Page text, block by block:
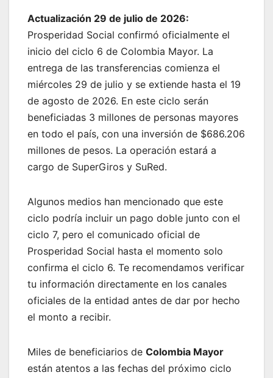
Actualización 29 de julio de 2026:
Prosperidad Social confirmó oficialmente el
inicio del ciclo 6 de Colombia Mayor. La
entrega de las transferencias comienza el
miércoles 29 de julio y se extiende hasta el 19
de agosto de 2026. En este ciclo serán
beneficiadas 3 millones de personas mayores
en todo el país, con una inversión de $686.206
millones de pesos. La operación estará a
cargo de SuperGiros y SuRed.
Algunos medios han mencionado que este
ciclo podría incluir un pago doble junto con el
ciclo 7, pero el comunicado oficial de
Prosperidad Social hasta el momento solo
confirma el ciclo 6. Te recomendamos verificar
tu información directamente en los canales
oficiales de la entidad antes de dar por hecho
el monto a recibir.
Miles de beneficiarios de Colombia Mayor
están atentos a las fechas del próximo ciclo